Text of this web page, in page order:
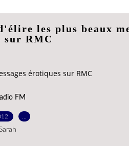
les plus beaux
sur RMC
érotiques sur RMC
FM